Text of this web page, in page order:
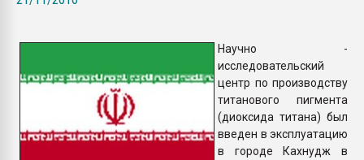
ПЕРЕЙТИ НА
Научно -
исследовательский
центр по производству
титанового пигмента
(диоксида титана) был
введен в эксплуатацию
в городе Кахнудж в